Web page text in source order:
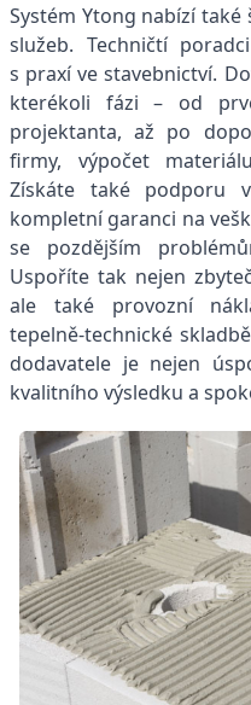
Systém Ytong nabízí
služeb. Techničtí
s praxí ve stavebnictví.
kterékoli fázi – od
projektanta, až po
firmy, výpočet
Získáte také podporu
kompletní garanci na
se pozdějším
Uspoříte tak nejen
ale také provozní
tepelně-technické
dodavatele je nejen
kvalitního výsledku a